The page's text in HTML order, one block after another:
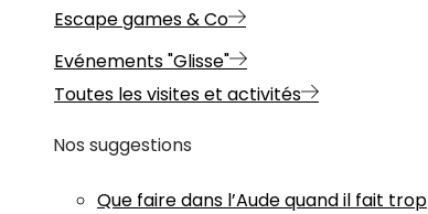
Escape games & Co
Evénements "Glisse"
Toutes les visites et activités
Nos suggestions
Que faire dans l’Aude quand il fait trop